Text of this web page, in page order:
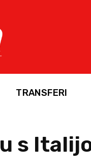
TRANSFERI
s